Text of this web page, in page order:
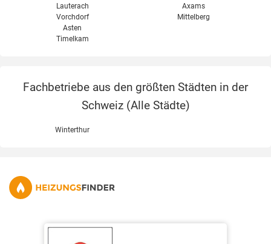
Lauterach
Vorchdorf
Asten
Timelkam
Axams
Mittelberg
Fachbetriebe aus den größten Städten in der
Schweiz (Alle Städte)
Winterthur